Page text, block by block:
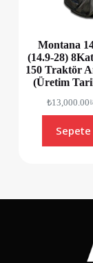
Montana
(14.9-28)
150 Traktör
(Üretim
₺13,000.00